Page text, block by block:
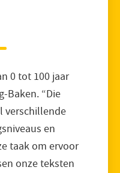
0 tot 100 jaar
Baken. “Die
verschillende
en
taak om ervoor
onze teksten